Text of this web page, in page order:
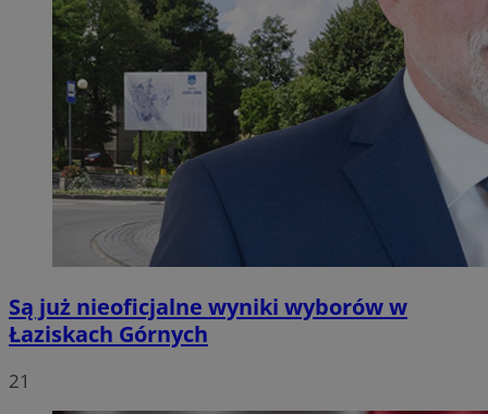
Są już nieoficjalne wyniki wyborów w
Łaziskach Górnych
21